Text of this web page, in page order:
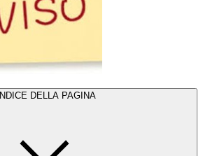
INDICE DELLA PAGINA